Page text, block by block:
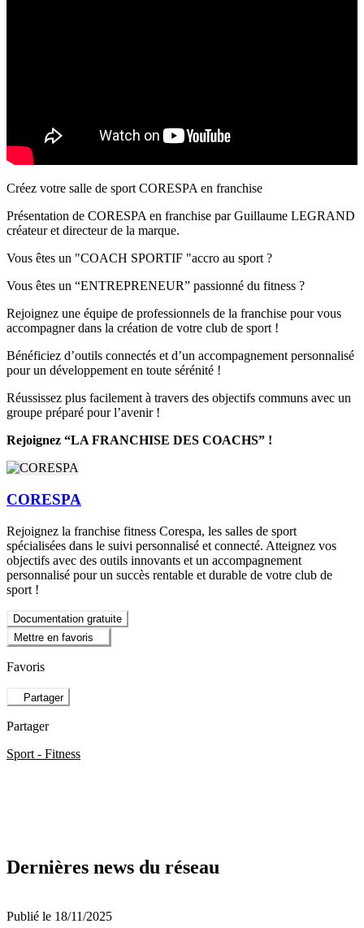
Créez votre salle de sport CORESPA en franchise
Présentation de CORESPA en franchise par Guillaume LEGRAND
créateur et directeur de la marque.
Vous êtes un "COACH SPORTIF "accro au sport ?
Vous êtes un “ENTREPRENEUR” passionné du fitness ?
Rejoignez une équipe de professionnels de la franchise pour vous
accompagner dans la création de votre club de sport !
Bénéficiez d’outils connectés et d’un accompagnement personnalisé
pour un développement en toute sérénité !
Réussissez plus facilement à travers des objectifs communs avec un
groupe préparé pour l’avenir !
Rejoignez “LA FRANCHISE DES COACHS” !
CORESPA
Rejoignez la franchise fitness Corespa, les salles de sport
spécialisées dans le suivi personnalisé et connecté. Atteignez vos
objectifs avec des outils innovants et un accompagnement
personnalisé pour un succès rentable et durable de votre club de
sport !
Documentation gratuite
Mettre en favoris
Favoris
Partager
Partager
Sport - Fitness
Dernières news du réseau
Publié le 18/11/2025